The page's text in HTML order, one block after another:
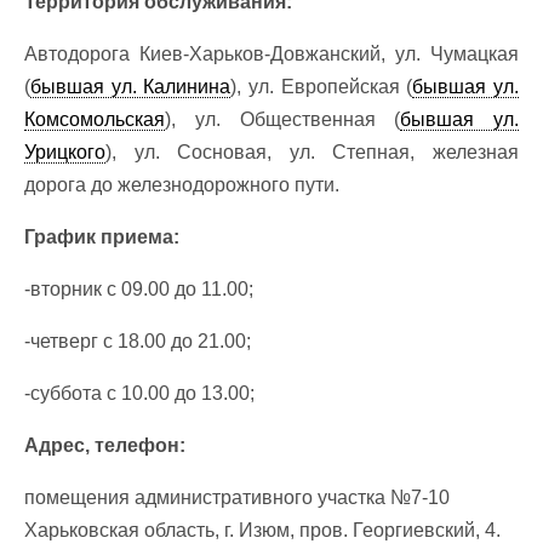
Автодорога Киев-Харьков-Довжанский, ул. Чумацкая
(бывшая ул. Калинина), ул. Европейская (бывшая ул.
Комсомольская), ул. Общественная (бывшая ул.
Урицкого), ул. Сосновая, ул. Степная, железная
дорога до железнодорожного пути.
График приема:
-вторник с 09.00 до 11.00;
-четверг с 18.00 до 21.00;
-суббота с 10.00 до 13.00;
Адрес, телефон:
помещения административного участка №7-10
Харьковская область, г. Изюм, пров. Георгиевский, 4.